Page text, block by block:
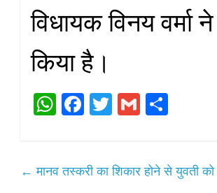
विधायक विनय वर्मा
किया है।
W
A
Fa
ok
T
r
G
← मानव तस्करी का शिकार होने से युवती को